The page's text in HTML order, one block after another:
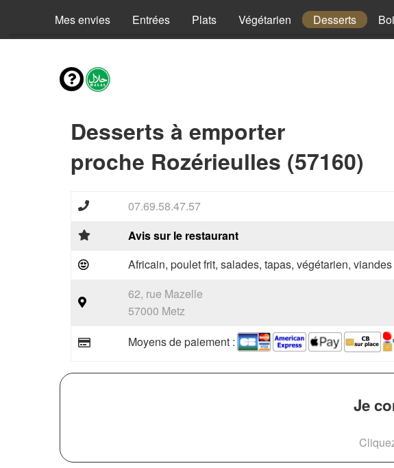
Mes envies Entrées Plats Végétarien Desserts
Desserts à emporter
proche Rozérieulles (57160)
07.69.58.47.57
Avis sur le restaurant
Africain, poulet frit, salades, tapas, végétarien, viandes
62, rue Mazelle
57000 Metz
Moyens de paiement :
Je